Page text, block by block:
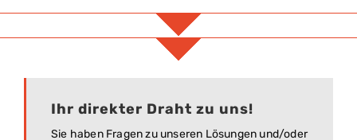
Ihr direkter Draht zu uns!
Sie haben Fragen zu unseren Lösungen und/oder